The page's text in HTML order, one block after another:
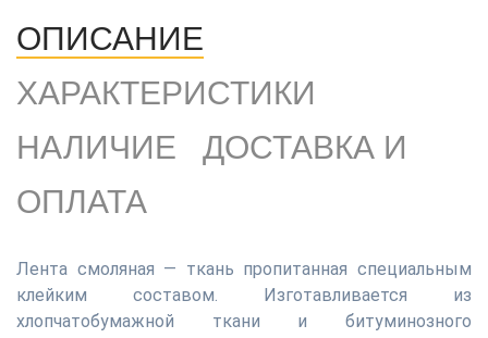
ОПИСАНИЕ
ХАРАКТЕРИСТИКИ
НАЛИЧИЕ
ДОСТАВКА И
ОПЛАТА
Лента смоляная — ткань пропитанная специальным
клейким составом. Изготавливается из
хлопчатобумажной ткани и битуминозного